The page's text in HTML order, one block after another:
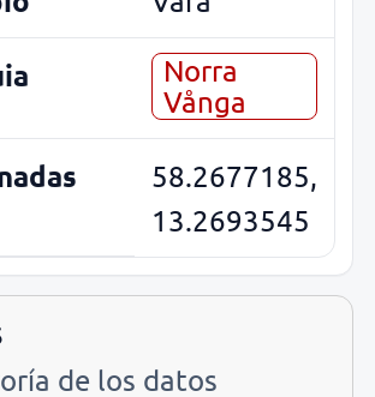
Norra
Vånga
58.2677185,
13.2693545
de los datos